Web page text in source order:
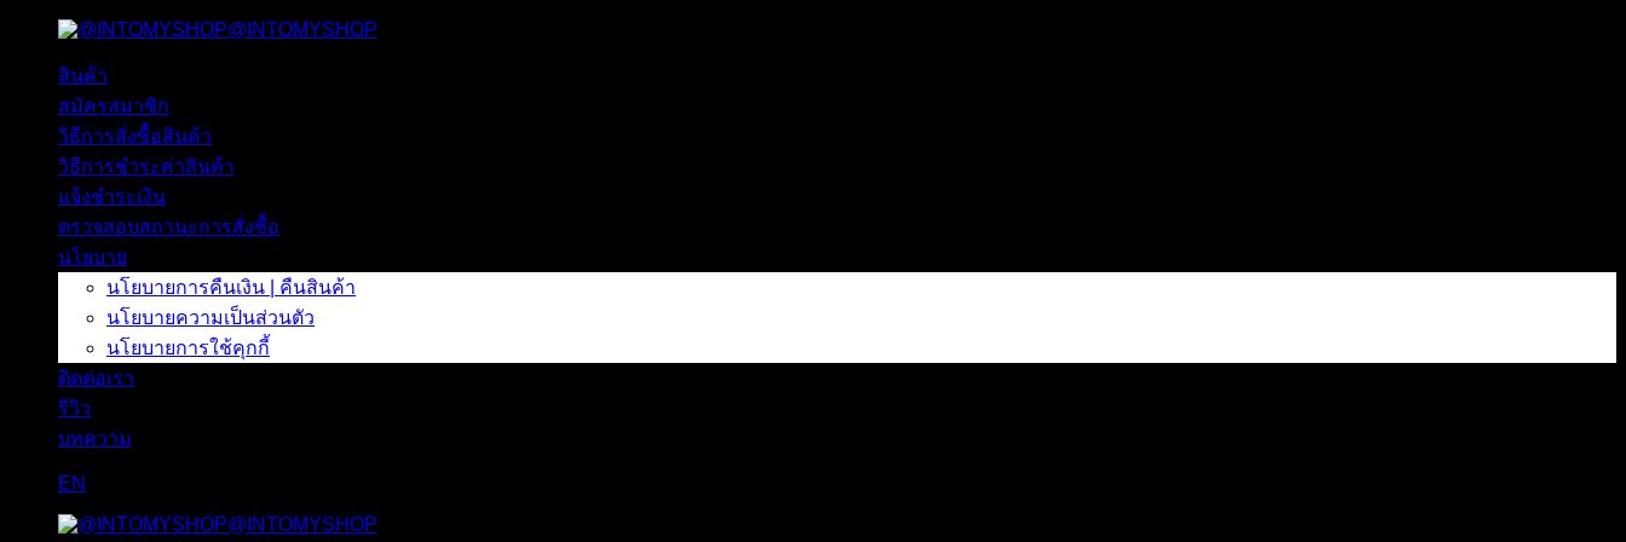
เนื้อหา
@INTOMYSHOP
สินค้า
สมัครสมาชิก
วิธีการสั่งซื้อสินค้า
วิธีการชำระค่าสินค้า
แจ้งชำระเงิน
ตรวจสอบสถานะการสั่งซื้อ
นโยบาย
นโยบายการคืนเงิน | คืนสินค้า
นโยบายความเป็นส่วนตัว
นโยบายการใช้คุกกี้
ติดต่อเรา
รีวิว
บทความ
EN
@INTOMYSHOP